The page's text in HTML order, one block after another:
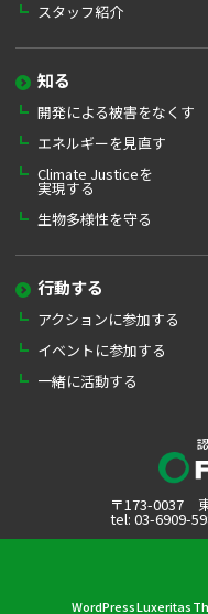
スタッフ紹介
知る
開発による被害をなくす
エネルギーを見直す
Climate Justiceを
実現する
生物多様性を守る
行動する
アクションに参加する
イベントに参加する
一緒に活動する
〒173-0037
tel: 03-6909-
WordPress Luxeritas